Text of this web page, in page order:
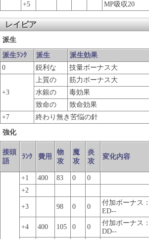
+5
MP吸収20
レイピア
派生
派生ﾗﾝｸ 派生
派生効果
0
鋭利な 技量ボーナス大
+3
上質の
筋力ボーナス大
水銀の
毒効果
致命の
致命効果
+7
終わり無き苦悩の針
強化
接頭
語
ﾗﾝｸ 費用
物
攻
魔
攻
炎
攻
変化内容
+1 400 83 0 0
+2
+3 98 0 0
付加ボーナス：
ED--
+4 400 105 0 0
付加ボーナス：
DD--